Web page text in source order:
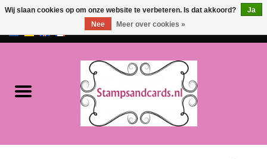
EUR/GBP
NIEUW!!
Wij slaan cookies op om onze website te verbeteren. Is dat akkoord?
Ja
Nee
Meer over cookies »